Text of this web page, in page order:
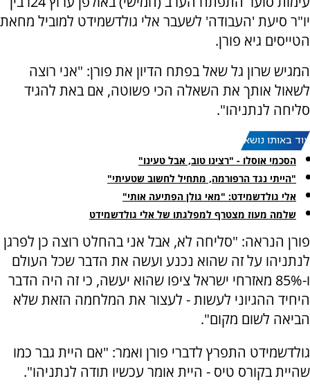
יו"ר סיעת 'העבודה' לשעבר אלי גולדשמידט למוביל מחאת
הטייסים גיא פורן.
המגיש שרון גל שאל בפתח הדיון את פורן: "אני רוצה
לשאול אותך את השאלה הכי פשוטה, אם באת להגיד
סליחה לנתניהו".
עוד באותו נושא:
הסכמי אוסלו - "רצינו טוב, אבל טעינו"
"הייתי נגד הרפורמה, מתחיל לחשוב שטעיתי"
אלי גולדשמידט: "מאי גולן הפתיעה אותי"
שלמה מעוז מצטרף למפלגתו של אלי גולדשמידט
פורן הנראה: "סליחה לא, אבל אני בהחלט רוצה כן לפרגן
לנתניהו על זה שהוא נכנע ועשה את הדבר שכל העולם
ו-85% מאזרחי ישראל ציפו שהוא יעשה, כי זה היה הדבר
היחיד ההגיוני לעשות - לעצור את המלחמה הזאת שלא
הביאה לשום מקום".
גולדשמידט התפרץ לדברי פורן ואמר: "אם היית גבר כמו
שהיית בקורס טיס - היית אומר עכשיו תודה לנתניהו".